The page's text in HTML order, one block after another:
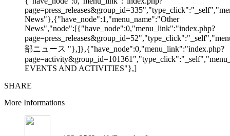
News"},{"have_node":1,"menu_name":"Other
News","node":[{"have_node":0,"menu_link":"index.php?
部ニュース "},]},{"have_node":0,"menu_link":"index.php?
EVENTS AND ACTIVITIES"},]
SHARE
More Informations